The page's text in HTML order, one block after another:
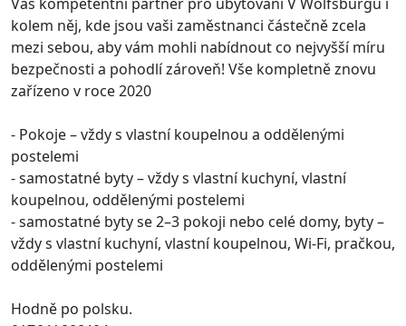
kolem něj, kde jsou vaši zaměstnanci částečně zcela
mezi sebou, aby vám mohli nabídnout co nejvyšší míru
bezpečnosti a pohodlí zároveň! Vše kompletně znovu
zařízeno v roce 2020
- Pokoje – vždy s vlastní koupelnou a oddělenými
postelemi
- samostatné byty – vždy s vlastní kuchyní, vlastní
koupelnou, oddělenými postelemi
- samostatné byty se 2–3 pokoji nebo celé domy, byty –
vždy s vlastní kuchyní, vlastní koupelnou, Wi-Fi, pračkou,
oddělenými postelemi
Hodně po polsku.